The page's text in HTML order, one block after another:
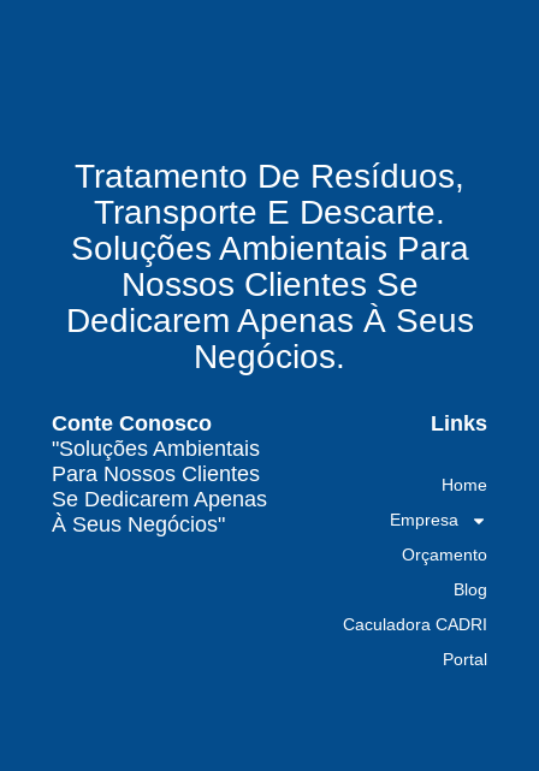
vê oportunidades bilionárias esperando para
serem exploradas.
O que uma empresa de gestão de resíduos
químicos precisa fazer para garantir segurança
e conformidade legal no Brasil
Como uma empresa de gestão de resíduos
contaminados protege o meio ambiente e
Por que contratar uma empresa de gestão de
resíduos classe I é fundamental para sua
indústria
Por que escolher uma empresa de
gerenciamento de resíduos especializada é
Tratamento De Resíduos,
Transporte E Descarte.
Soluções Ambientais Para
Nossos Clientes Se
Dedicarem Apenas À Seus
Negócios.
Conte Conosco
"Soluções Ambientais
Para Nossos Clientes
Se Dedicarem Apenas
À Seus Negócios"
Links
Home
Empresa
Orçamento
Blog
Caculadora CADRI
Portal